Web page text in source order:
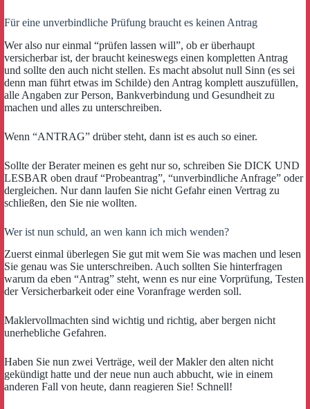
Für eine unverbindliche Prüfung braucht es keinen Antrag
Wer also nur einmal “prüfen lassen will”, ob er überhaupt
versicherbar ist, der braucht keineswegs einen kompletten Antrag
und sollte den auch nicht stellen. Es macht absolut null Sinn (es sei
denn man führt etwas im Schilde) den Antrag komplett auszufüllen,
alle Angaben zur Person, Bankverbindung und Gesundheit zu
machen und alles zu unterschreiben.
Wenn “ANTRAG” drüber steht, dann ist es auch so einer.
Sollte der Berater meinen es geht nur so, schreiben Sie DICK UND
LESBAR oben drauf “Probeantrag”, “unverbindliche Anfrage” oder
dergleichen. Nur dann laufen Sie nicht Gefahr einen Vertrag zu
schließen, den Sie nie wollten.
Wer ist nun schuld, an wen kann ich mich wenden?
Zuerst einmal überlegen Sie gut mit wem Sie was machen und lesen
Sie genau was Sie unterschreiben. Auch sollten Sie hinterfragen
warum da eben “Antrag” steht, wenn es nur eine Vorprüfung, Testen
der Versicherbarkeit oder eine Voranfrage werden soll.
Maklervollmachten sind wichtig und richtig, aber bergen nicht
unerhebliche Gefahren.
Haben Sie nun zwei Verträge, weil der Makler den alten nicht
gekündigt hatte und der neue nun auch abbucht, wie in einem
anderen Fall von heute, dann reagieren Sie! Schnell!